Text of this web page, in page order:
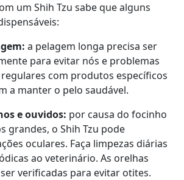
um Shih Tzu sabe que alguns
a pelagem longa precisa ser
para evitar nós e problemas
com produtos específicos
a manter o pelo saudável.
e ouvidos: por causa do focinho
grandes, o Shih Tzu pode
oculares. Faça limpezas diárias
ao veterinário. As orelhas
verificadas para evitar otites.